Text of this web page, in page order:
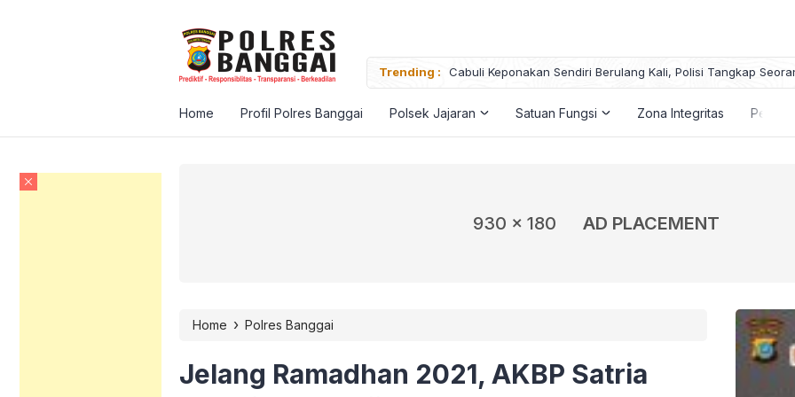
Trending :
Pantau Vaksinasi Massal Target Satu Juta Cabuli Keponakan Sendiri Berulang Kali, Polisi Tangkap
Home Profil Polres Banggai Polsek Jajaran Satuan Fungsi Zona Integritas
930 x 180 AD PLACEMENT
Home › Polres Banggai
Jelang Ramadhan 2021, AKBP Satria